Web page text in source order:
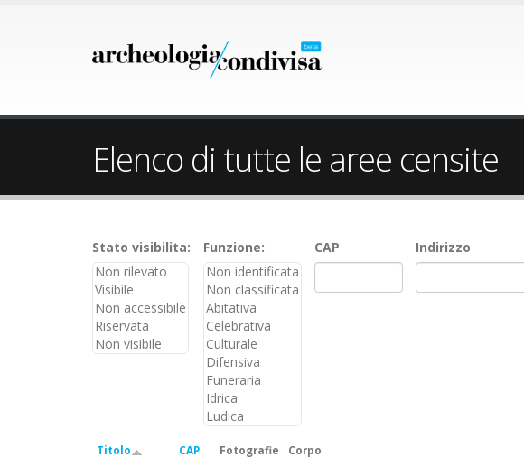
Elenco di tutte le aree censite
Stato visibilita: Funzione: CAP Indirizzo
Titolo CAP Fotografie Corpo